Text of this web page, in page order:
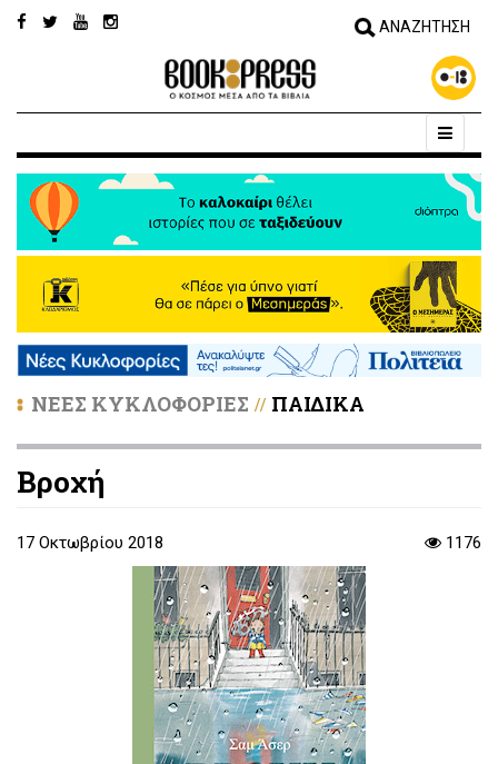
ΝΕΕΣ ΚΥΚΛΟΦΟΡΙΕΣ // ΠΑΙΔΙΚΑ
Βροχή
17 Οκτωβρίου 2018 1176